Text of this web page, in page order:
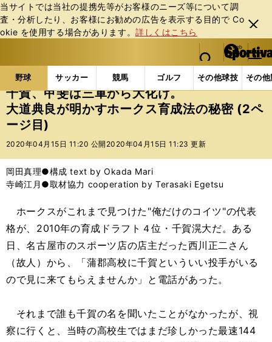
当サイトでは当社の提携先等がお客様のニーズ等について調
査・分析したり、お客様にお勧めの広告を表⽰する⽬的で Co
okie を使⽤する場合があります。詳しくはこちら
閉じ
る
web Sportiva (webスポルティーバ)
検索
マイペ
ー
ジ
メニュ
野球 サッカー 競馬 ゴルフ その他球技 その
b
ス
ポ
ル
テ
ー
バ
野球の記事一覧 プロ野球 千賀、甲斐は三軍から大
千賀、甲斐は三軍から大化け。
大道典良が明かすホークス育成法の秘密 (2ペ
ージ目)
2020年04月15日 11:20 公開 2020年04月15日 11:23 更新
岡田真理●構成 text by Okada Mari
寺崎江月●取材協力 cooperation by Terasaki Egetsu
ホークスがこれまで見つけた"俺だけのコイツ"の代表
格が、2010年の育成ドラフト４位・千賀滉大だ。ある
日、名古屋市のスポーツ店の店主だった西川正二さん
（故人）から、「蒲郡高校に千賀といういい投手がいる
ので見に来てもらえませんか」と電話があった。
それまで誰も千賀の名を聞いたことがなかったが、視
察に行くと、当時の高校生ではまだ珍しかった最速144